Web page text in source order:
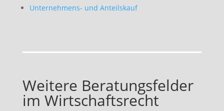
Unternehmens- und Anteilskauf
Weitere Beratungsfelder
im Wirtschaftsrecht